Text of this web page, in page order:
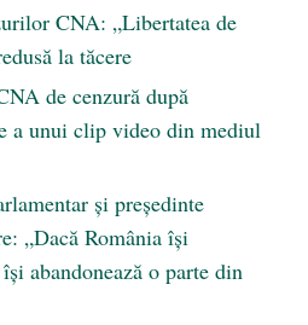
CNA: „Libertatea de
la tăcere
de cenzură după
a unui clip video din mediul
și președinte
„Dacă România își
abandonează o parte din